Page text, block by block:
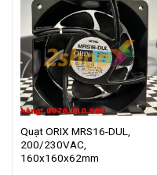
Quạt ORIX MRS16-DUL,
200/230VAC,
160x160x62mm